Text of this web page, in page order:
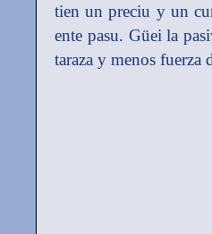
tien un preciu y un
ente pasu. Güei la
taraza y menos fuerza